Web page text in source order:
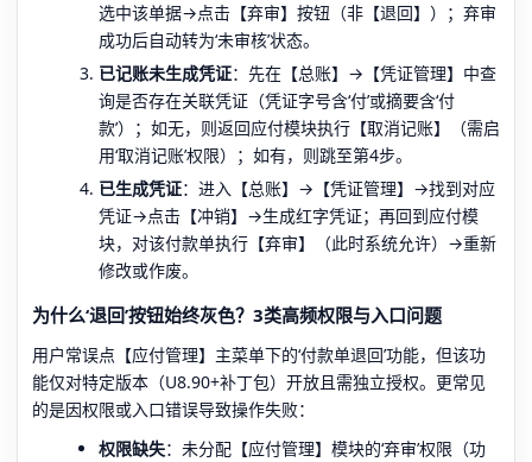
选中该单据→点击【弃审】按钮（非【退回】）；弃审
成功后自动转为‘未审核’状态。
已记账未生成凭证：先在【总账】→【凭证管理】中查
询是否存在关联凭证（凭证字号含‘付’或摘要含‘付
款’）；如无，则返回应付模块执行【取消记账】（需启
用‘取消记账’权限）；如有，则跳至第4步。
已生成凭证：进入【总账】→【凭证管理】→找到对应
凭证→点击【冲销】→生成红字凭证；再回到应付模
块，对该付款单执行【弃审】（此时系统允许）→重新
修改或作废。
为什么‘退回’按钮始终灰色？3类高频权限与入口问题
用户常误点【应付管理】主菜单下的‘付款单退回’功能，但该功
能仅对特定版本（U8.90+补丁包）开放且需独立授权。更常见
的是因权限或入口错误导致操作失败：
权限缺失：未分配【应付管理】模块的‘弃审’权限（功